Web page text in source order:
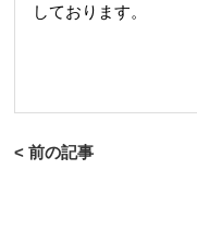
しております。
< 前の記事